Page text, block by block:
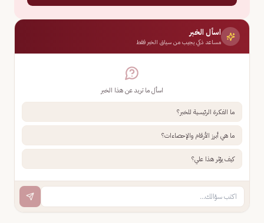
اسأل الخبر
مساعد ذكي يجيب من سياق الخبر فقط
اسأل ما تريد عن هذا الخبر
ما الفكرة الرئيسية للخبر؟
ما هي أبرز الأرقام والإحصاءات؟
كيف يؤثر هذا علي؟